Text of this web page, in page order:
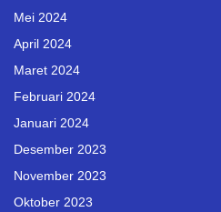
Mei 2024
April 2024
Maret 2024
Februari 2024
Januari 2024
Desember 2023
November 2023
Oktober 2023